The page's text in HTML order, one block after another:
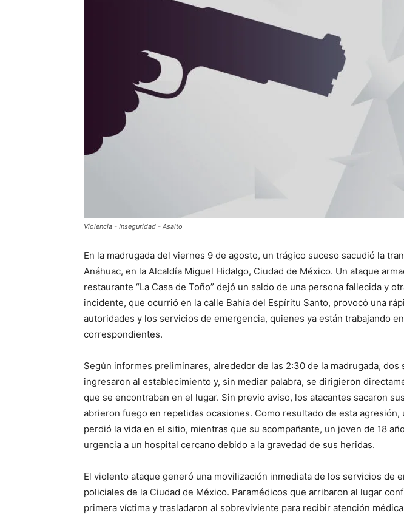
Violencia - Inseguridad - Asalto
En la madrugada del viernes 9 de agosto, un trágico suceso sacudió la
Anáhuac, en la Alcaldía Miguel Hidalgo, Ciudad de México. Un ataque
restaurante “La Casa de Toño” dejó un saldo de una persona fallecida y
incidente, que ocurrió en la calle Bahía del Espíritu Santo, provocó una
autoridades y los servicios de emergencia, quienes ya están trabajando
correspondientes.
Según informes preliminares, alrededor de las 2:30 de la madrugada, dos
ingresaron al establecimiento y, sin mediar palabra, se dirigieron
que se encontraban en el lugar. Sin previo aviso, los atacantes sacaron
abrieron fuego en repetidas ocasiones. Como resultado de esta agresión,
perdió la vida en el sitio, mientras que su acompañante, un joven de 18
urgencia a un hospital cercano debido a la gravedad de sus heridas.
El violento ataque generó una movilización inmediata de los servicios de
policiales de la Ciudad de México. Paramédicos que arribaron al lugar
primera víctima y trasladaron al sobreviviente para recibir atención